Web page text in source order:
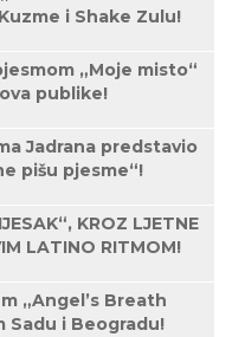
i Shake Zulu!
„Moje misto“
publike!
Jadrana predstavio
pišu pjesme“!
KROZ LJETNE
LATINO RITMOM!
„Angel’s Breath
Sadu i Beogradu!